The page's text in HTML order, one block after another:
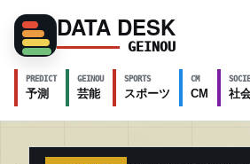
DATA DESK
GEINOU
PREDICT
予測
GEINOU
芸能
SPORTS
スポーツ
CM
CM 社